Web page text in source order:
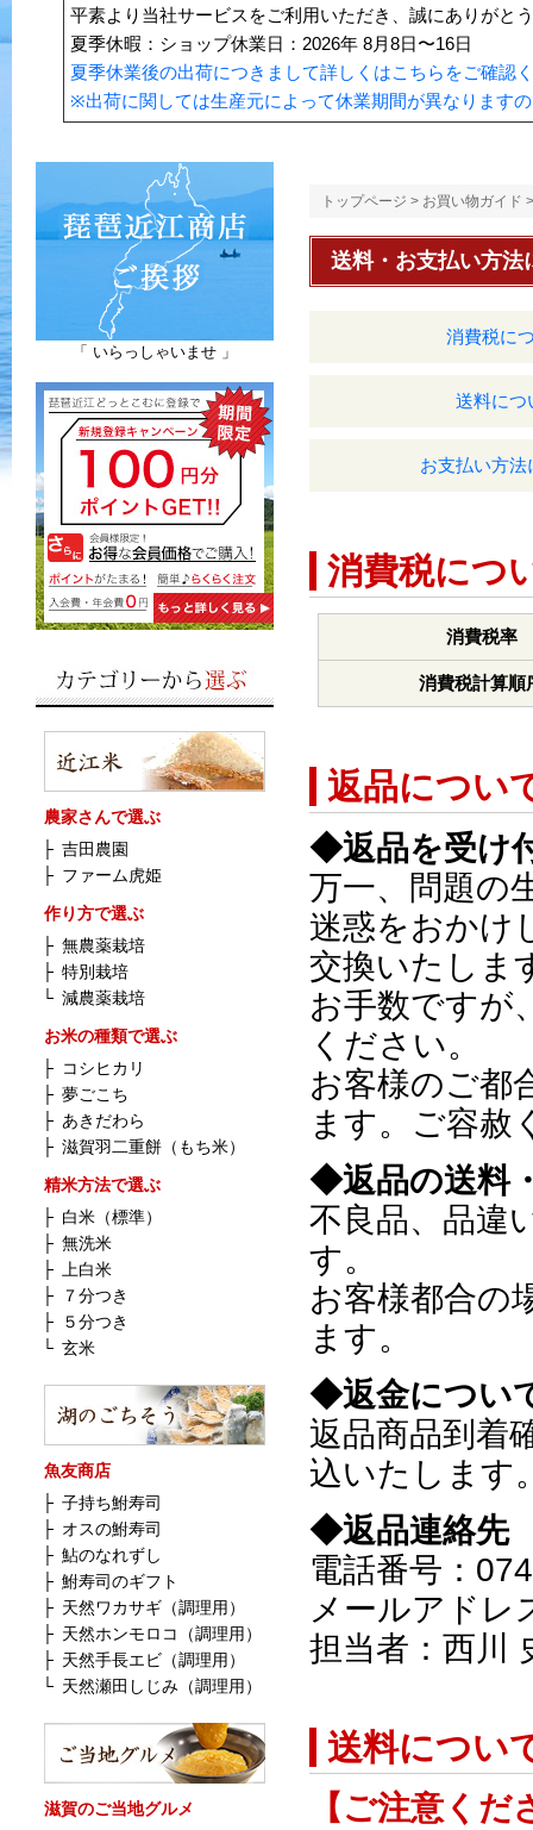
平素より当社サービスをご利用いただき、誠にありがと
夏季休暇：ショップ休業日：2026年 8月8日〜16日
夏季休業後の出荷につきまして詳しくはこちらをご確認
※出荷に関しては生産元によって休業期間が異なります
「 いらっしゃいませ 」
農家さんで選ぶ
├ 吉田農園
├ ファーム虎姫
作り方で選ぶ
├ 無農薬栽培
├ 特別栽培
└ 減農薬栽培
お米の種類で選ぶ
├ コシヒカリ
├ 夢ごこち
├ あきだわら
├ 滋賀羽二重餅（もち米）
精米方法で選ぶ
├ 白米（標準）
├ 無洗米
├
上白米
├
７分つき
├
５分つき
└ 玄米
魚友商店
├ 子持ち鮒寿司
├ オスの鮒寿司
├ 鮎のなれずし
├ 鮒寿司のギフト
├ 天然ワカサギ（調理用）
├ 天然ホンモロコ（調理用）
├ 天然手長エビ（調理用）
└ 天然瀬田しじみ（調理用）
滋賀のご当地グルメ
トップページ > お買い物ガイド
送料・お支払い方法
消費税に
送料につ
お支払い方法
消費税につ
消費税率
消費税計算順
返品につい
◆返品を受け
万一、問題の
迷惑をおかけ
交換いたしま
お手数ですが
ください。
お客様のご都
ます。ご容赦
◆返品の送料
不良品、品違
す。
お客様都合の
ます。
◆返金につい
返品商品到着
込いたします
◆返品連絡先
電話番号：
メールアドレ
担当者：西川
送料につい
【ご注意くだ